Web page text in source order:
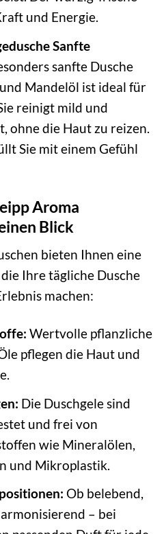
und Energie.
Sanfte
sanfte Dusche
Mandelöl ist ideal für
reinigt mild und
ohne die Haut zu reizen.
Sie mit einem Gefühl
Aroma
Blick
bieten Ihnen eine
Ihre tägliche Dusche
machen:
Wertvolle pflanzliche
pflegen die Haut und
Die Duschgele sind
und frei von
wie Mineralölen,
und Mikroplastik.
Ob belebend,
– bei